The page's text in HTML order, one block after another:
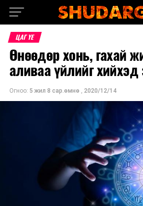
ЦАГ ҮЕ
Өнөөдөр хонь, гахай
аливаа үйлийг хийхэд
Огноо: 5 жил 8 сар.өмнө , 2020/12/14